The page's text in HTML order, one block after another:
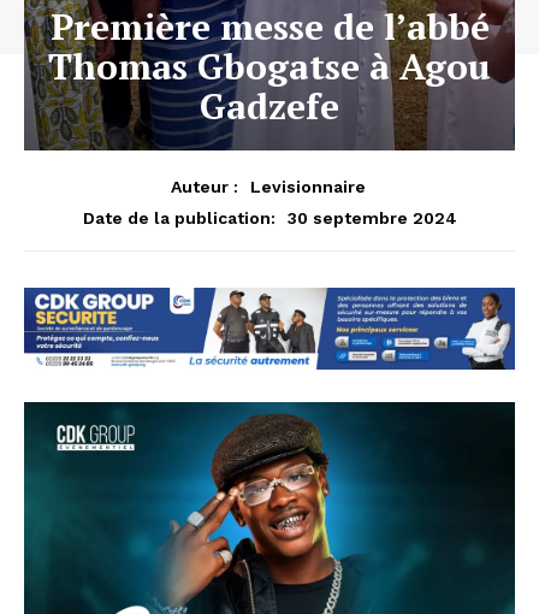
Première messe de l’abbé
Thomas Gbogatse à Agou
Gadzefe
Auteur :
Levisionnaire
Date de la publication:
30 septembre 2024